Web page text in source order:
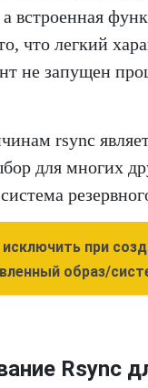
встроенная
что легкий
не запущен
rsync
для многих
при
образ/
Rsync